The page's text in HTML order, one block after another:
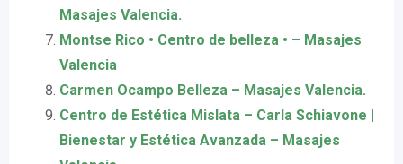
Masajes Valencia.
Montse Rico • Centro de belleza • – Masajes
Valencia
Carmen Ocampo Belleza – Masajes Valencia.
Centro de Estética Mislata – Carla Schiavone |
Bienestar y Estética Avanzada – Masajes